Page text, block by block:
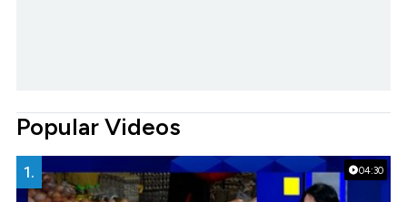
Popular Videos
04:30
1.